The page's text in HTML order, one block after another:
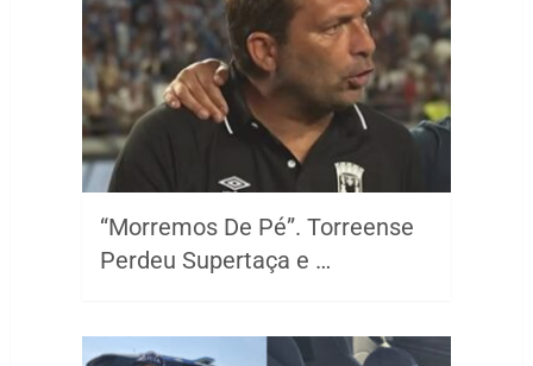
“Morremos De Pé”. Torreense
Perdeu Supertaça e …